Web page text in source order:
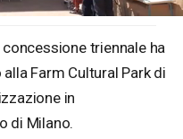
concessione triennale ha
Farm Cultural Park di
in
di Milano.